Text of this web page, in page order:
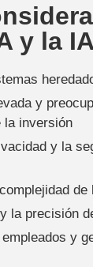
y la IA
y
la inversión
y la
de
la precisión
y